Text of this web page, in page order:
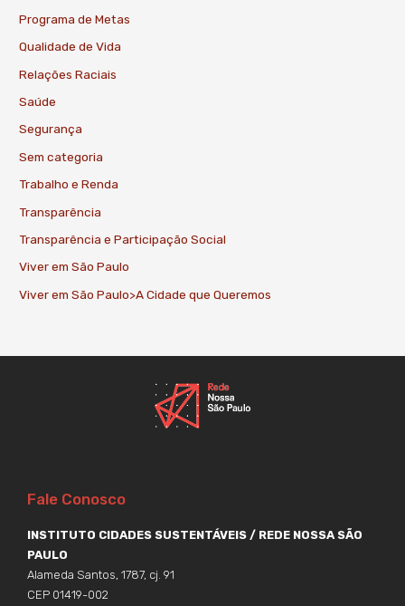
Programa de Metas
Qualidade de Vida
Relações Raciais
Saúde
Segurança
Sem categoria
Trabalho e Renda
Transparência
Transparência e Participação Social
Viver em São Paulo
Viver em São Paulo>A Cidade que Queremos
Fale Conosco
INSTITUTO CIDADES SUSTENTÁVEIS / REDE NOSSA SÃO
PAULO
Alameda Santos, 1787, cj. 91
CEP 01419-002